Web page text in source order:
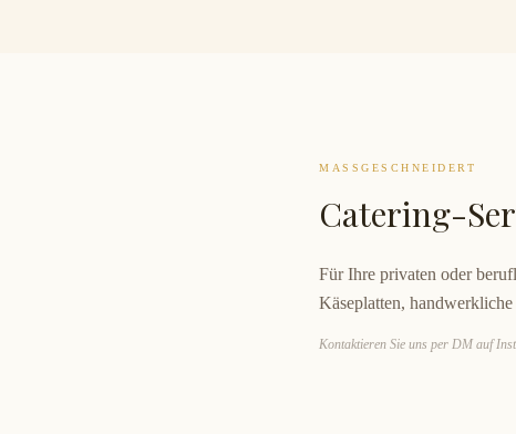
MASSGESCHNEIDERT
Catering-
Für Ihre privaten oder
Käseplatten,
Kontaktieren Sie uns per DM auf